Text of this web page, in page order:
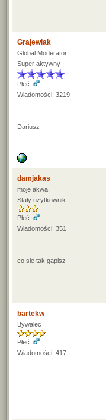
Grajewiak
Global Moderator
Super aktywny
Płeć:
Wiadomości: 3219
Dariusz
damjakas
moje akwa
Stały użytkownik
Płeć:
Wiadomości: 351
co sie tak gapisz
bartekw
Bywalec
Płeć:
Wiadomości: 417